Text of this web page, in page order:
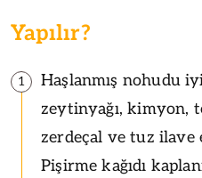
Yapılır?
1
Haşlanmış nohudu
zeytinyağı, kimyon,
zerdeçal ve tuz ilave
Pişirme kağıdı